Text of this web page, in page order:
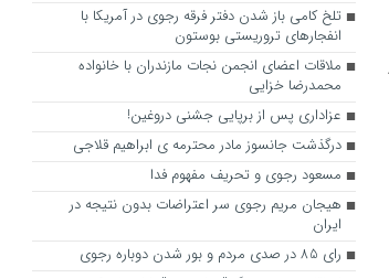
تلخ کامی باز شدن دفتر فرقه رجوی در آمریکا با
انفجارهای تروریستی بوستون
ملاقات اعضای انجمن نجات مازندران با خانواده
محمدرضا خزایی
عزاداری پس از برپایی جشنی دروغین!
درگذشت جانسوز مادر محترمه ی ابراهیم قلاجی
مسعود رجوی و تحریف مفهوم فدا
هیجان مریم رجوی سر اعتراضات بدون نتیجه در
ایران
رای 85 در صدی مردم و بور شدن دوباره رجوی